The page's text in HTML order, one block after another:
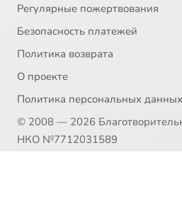
Регулярные пожертвования
Безопасность платежей
Политика возврата
О проекте
Политика персональных данных
© 2008 — 2026
НКО №7712031589